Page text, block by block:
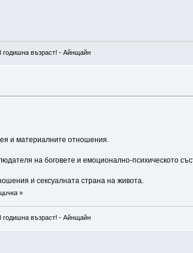
годишна възраст! - Айнщайн
и материалните отношения.
на боговете и емоционално-психическото
и сексуалната страна на живота.
»
годишна възраст! - Айнщайн